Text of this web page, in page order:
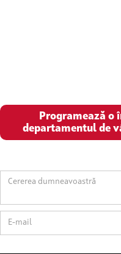
Programează o
departamentul de